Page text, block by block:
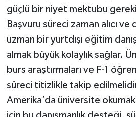
güçlü bir niyet mektubu
Başvuru süreci zaman alıcı
uzman bir yurtdışı eğitim
almak büyük kolaylık sağlar.
burs araştırmaları ve F-1
süreci titizlikle takip
Amerika’da üniversite